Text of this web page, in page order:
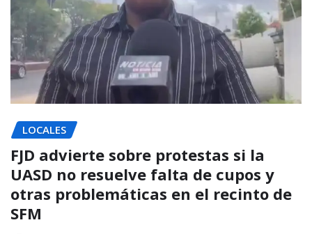
LOCALES
FJD advierte sobre protestas si la
UASD no resuelve falta de cupos y
otras problemáticas en el recinto de
SFM